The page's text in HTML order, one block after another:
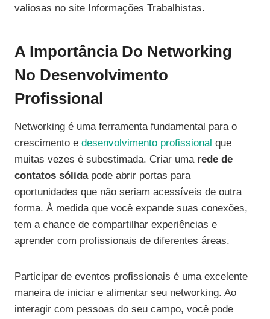
valiosas no site Informações Trabalhistas.
A Importância Do Networking
No Desenvolvimento
Profissional
Networking é uma ferramenta fundamental para o
crescimento e desenvolvimento profissional que
muitas vezes é subestimada. Criar uma rede de
contatos sólidapode abrir portas para
oportunidades que não seriam acessíveis de outra
forma. À medida que você expande suas conexões,
tem a chance de compartilhar experiências e
aprender com profissionais de diferentes áreas.
Participar de eventos profissionais é uma excelente
maneira de iniciar e alimentar seu networking. Ao
interagir com pessoas do seu campo, você pode